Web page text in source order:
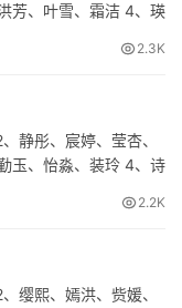
芳、叶雪、霜洁 4、瑛
2.3K
静彤、宸婷、莹杏、
玉、怡淼、装玲 4、诗
2.2K
缨熙、嫣洪、赀媛、